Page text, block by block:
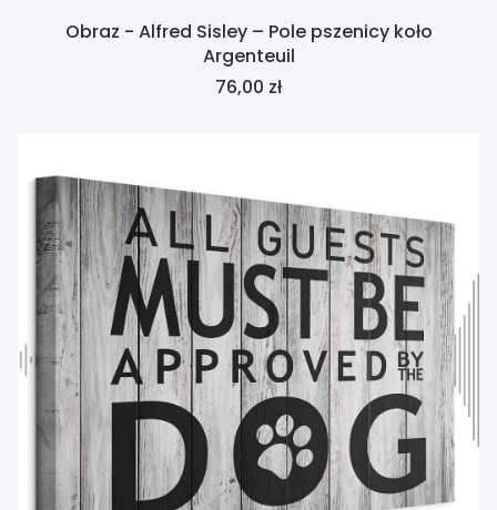
Obraz - Alfred Sisley – Pole pszenicy koło
Argenteuil
Cena
76,00 zł